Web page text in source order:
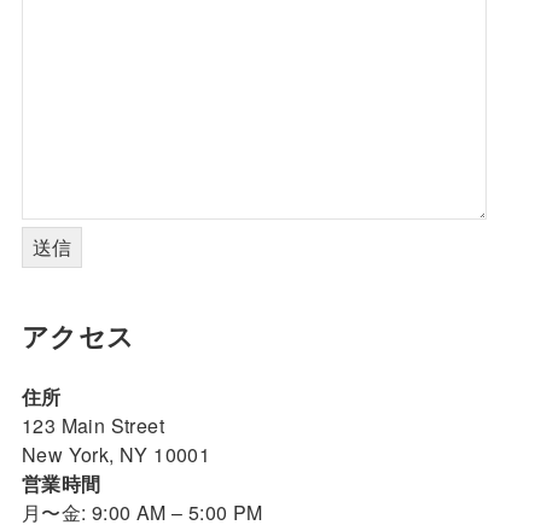
アクセス
住所
123 Main Street
New York, NY 10001
営業時間
月〜金: 9:00 AM – 5:00 PM